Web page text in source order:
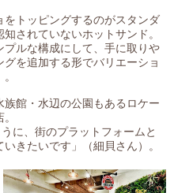
をトッピングするのがスタンダ
されていないホットサンド。
ルな構成にして、手に取りや
を追加する形でバリエーショ
館・水辺の公園もあるロケー
に、街のプラットフォームと
きたいです」（細貝さん）。